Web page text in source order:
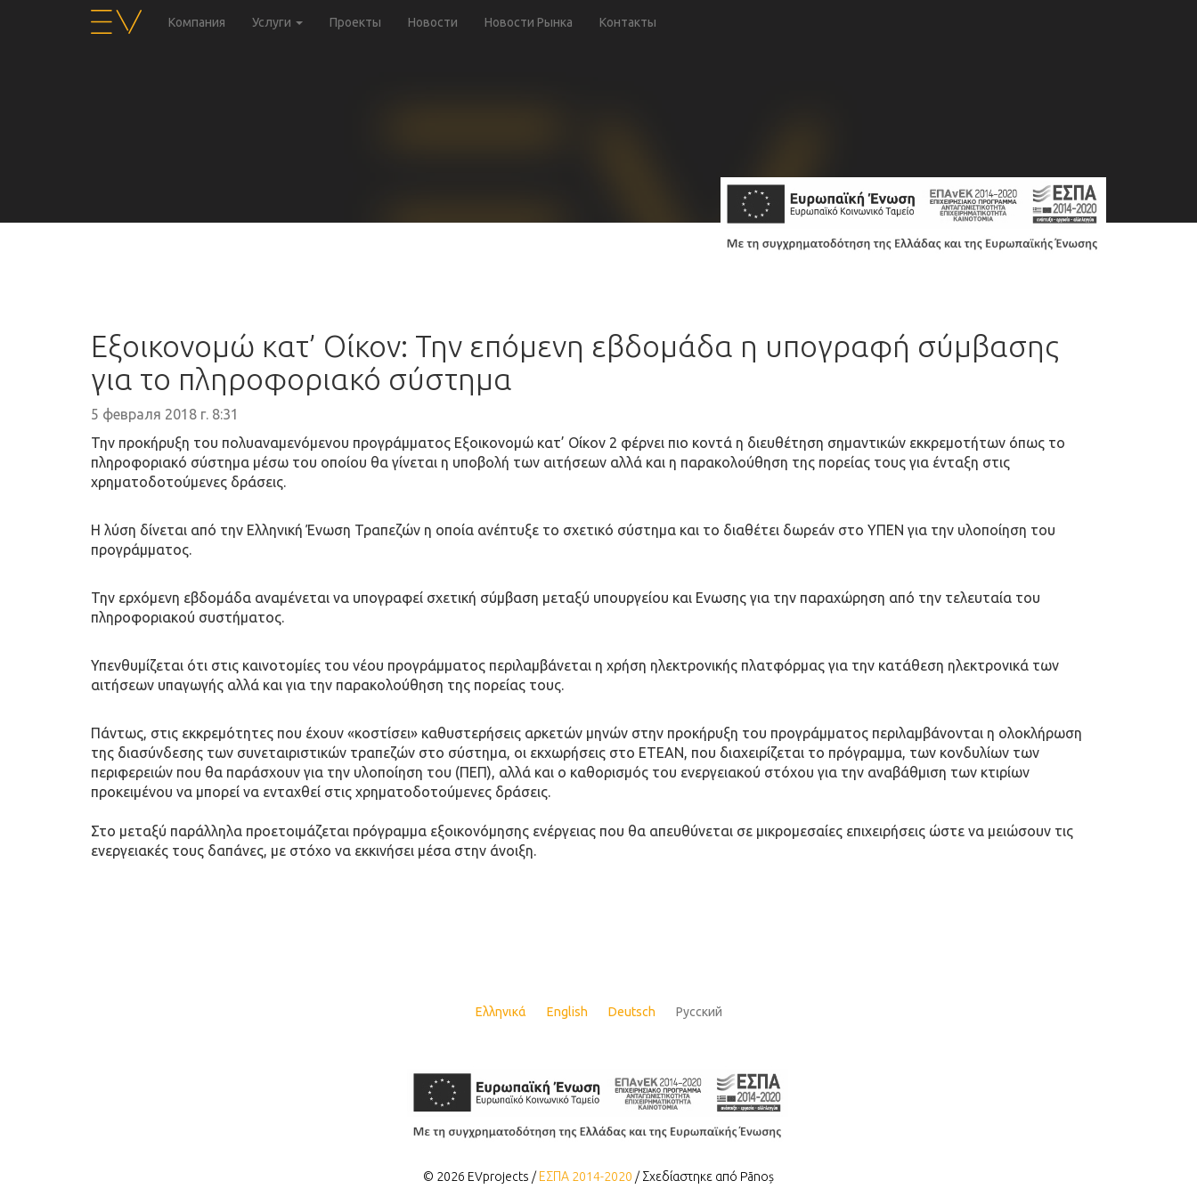
Компания Услуги Проекты Новости Новости Рынка Контакты
Εξοικονομώ κατ’ Οίκον: Την επόμενη εβδομάδα η υπογραφή σύμβασης
για το πληροφοριακό σύστημα
5 февраля 2018 г. 8:31
Την προκήρυξη του πολυαναμενόμενου προγράμματος Εξοικονομώ κατ’ Οίκον 2 φέρνει πιο κοντά η διευθέτηση σημαντικών εκκρεμοτήτων όπως το
πληροφοριακό σύστημα μέσω του οποίου θα γίνεται η υποβολή των αιτήσεων αλλά και η παρακολούθηση της πορείας τους για ένταξη στις
χρηματοδοτούμενες δράσεις.
Η λύση δίνεται από την Ελληνική Ένωση Τραπεζών η οποία ανέπτυξε το σχετικό σύστημα και το διαθέτει δωρεάν στο ΥΠΕΝ για την υλοποίηση του
προγράμματος.
Την ερχόμενη εβδομάδα αναμένεται να υπογραφεί σχετική σύμβαση μεταξύ υπουργείου και Ενωσης για την παραχώρηση από την τελευταία του
πληροφοριακού συστήματος.
Υπενθυμίζεται ότι στις καινοτομίες του νέου προγράμματος περιλαμβάνεται η χρήση ηλεκτρονικής πλατφόρμας για την κατάθεση ηλεκτρονικά των
αιτήσεων υπαγωγής αλλά και για την παρακολούθηση της πορείας τους.
Πάντως, στις εκκρεμότητες που έχουν «κοστίσει» καθυστερήσεις αρκετών μηνών στην προκήρυξη του προγράμματος περιλαμβάνονται η ολοκλήρωση
της διασύνδεσης των συνεταιριστικών τραπεζών στο σύστημα, οι εκχωρήσεις στο ΕΤΕΑΝ, που διαχειρίζεται το πρόγραμμα, των κονδυλίων των
περιφερειών που θα παράσχουν για την υλοποίηση του (ΠΕΠ), αλλά και ο καθορισμός του ενεργειακού στόχου για την αναβάθμιση των κτιρίων
προκειμένου να μπορεί να ενταχθεί στις χρηματοδοτούμενες δράσεις.
Στο μεταξύ παράλληλα προετοιμάζεται πρόγραμμα εξοικονόμησης ενέργειας που θα απευθύνεται σε μικρομεσαίες επιχειρήσεις ώστε να μειώσουν τις
ενεργειακές τους δαπάνες, με στόχο να εκκινήσει μέσα στην άνοιξη.
Ελληνικά English Deutsch Русский
© 2026 EVprojects / ΕΣΠΑ 2014-2020 / Σχεδίαστηκε από Pãnoș